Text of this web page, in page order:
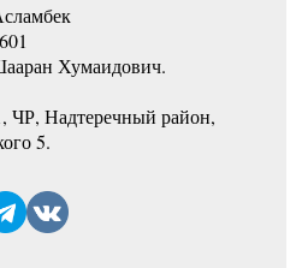
Хумаидович.
ЧР, Надтеречный район,
5.